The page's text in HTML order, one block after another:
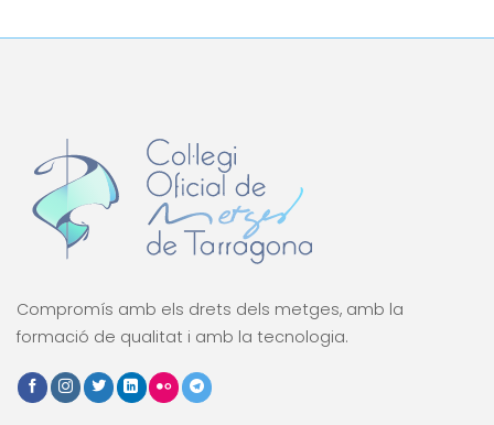
Compromís amb els drets dels metges, amb la
formació de qualitat i amb la tecnologia.